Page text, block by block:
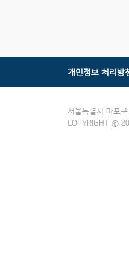
개인정보 처리방
서울특별시 마포
COPYRIGHT ⓒ